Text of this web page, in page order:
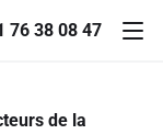
76 38 08 47
de la